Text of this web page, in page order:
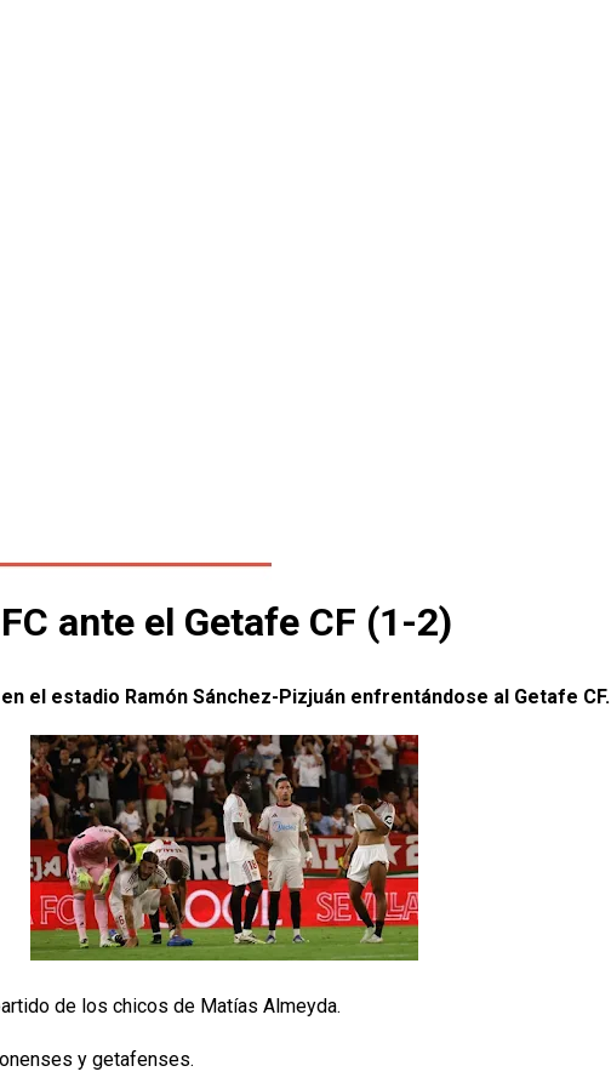
tirar para delante y trabajamos con ilusión
ante el Getafe CF (1-2)
el estadio Ramón Sánchez-Pizjuán enfrentándose al Getafe CF.
de los chicos de Matías Almeyda.
y getafenses.